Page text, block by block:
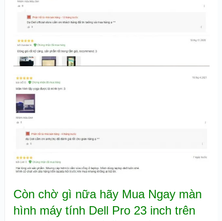
Còn chờ gì nữa hãy Mua Ngay màn
hình máy tính Dell Pro 23 inch trên